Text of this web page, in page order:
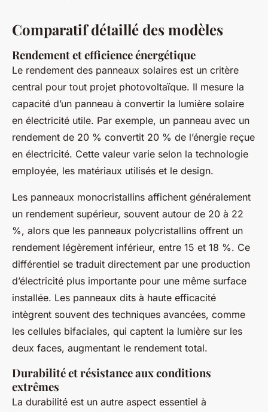
Comparatif détaillé des modèles
Rendement et efficience énergétique
Le rendement des panneaux solaires est un critère
central pour tout projet photovoltaïque. Il mesure la
capacité d’un panneau à convertir la lumière solaire
en électricité utile. Par exemple, un panneau avec un
rendement de 20 % convertit 20 % de l’énergie reçue
en électricité. Cette valeur varie selon la technologie
employée, les matériaux utilisés et le design.
Les panneaux monocristallins affichent généralement
un rendement supérieur, souvent autour de 20 à 22
%, alors que les panneaux polycristallins offrent un
rendement légèrement inférieur, entre 15 et 18 %. Ce
différentiel se traduit directement par une production
d’électricité plus importante pour une même surface
installée. Les panneaux dits à haute efficacité
intègrent souvent des techniques avancées, comme
les cellules bifaciales, qui captent la lumière sur les
deux faces, augmentant le rendement total.
Durabilité et résistance aux conditions
extrêmes
La durabilité est un autre aspect essentiel à